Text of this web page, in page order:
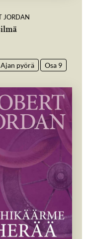
JORDAN
pyörä Osa 9